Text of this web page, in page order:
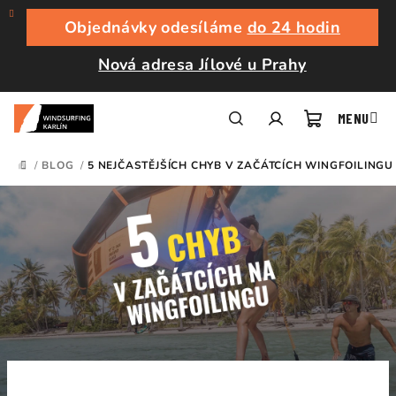
Přejít
obsah
Objednávky odesíláme do 24 hodin
Nová adresa Jílové u Prahy
DOMŮ
/ BLOG / 5 NEJČASTĚJŠÍCH CHYB V ZAČÁTCÍCH WINGFOILINGU